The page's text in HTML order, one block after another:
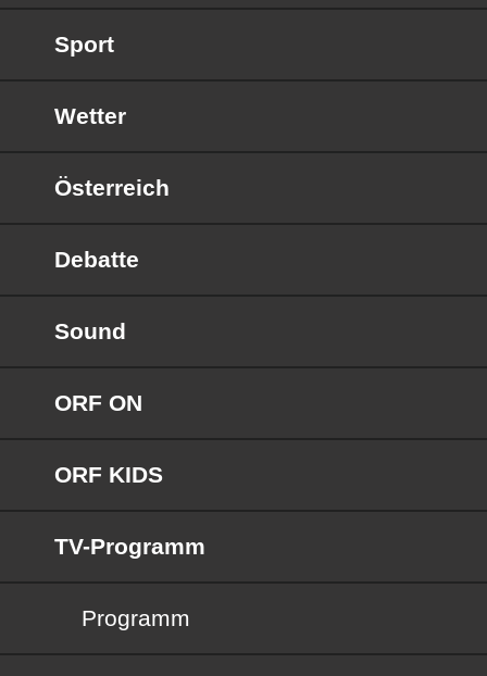
Sport
Wetter
Österreich
Debatte
Sound
ORF ON
ORF KIDS
TV-Programm
Programm